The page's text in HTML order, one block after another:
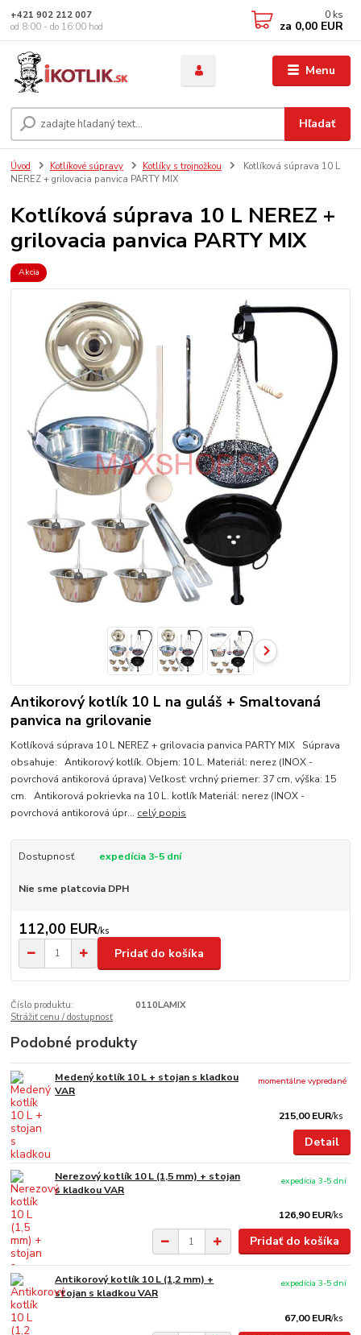
Menu
Hľadať
+421 902 212 007
od 8:00 - do 16:00 hod
0 ks
za 0,00 EUR
Úvod Kotlíkové súpravy Kotlíky s trojnožkou
Kotlíková súprava 10 L
NEREZ + grilovacia panvica PARTY MIX
Kotlíková súprava 10 L NEREZ +
grilovacia panvica PARTY MIX
Akcia
Antikorový kotlík 10 L na guláš + Smaltovaná
panvica na grilovanie
Kotlíková súprava 10 L NEREZ + grilovacia panvica PARTY MIX Súprava
obsahuje: Antikorový kotlík. Objem: 10 L. Materiál: nerez (INOX -
povrchová antikorová úprava) Veľkosť: vrchný priemer: 37 cm, výška: 15
cm. Antikorová pokrievka na 10 L. kotlík Materiál: nerez (INOX -
povrchová antikorová úpr... celý popis
Dostupnosť expedícia 3-5 dní
Nie sme platcovia DPH
112,00 EUR/ks
Pridať do košíka
Číslo produktu:
0110LAMIX
Strážiť cenu / dostupnosť
Podobné produkty
Medený kotlík 10 L + stojan s kladkou
VAR
215,00 EUR/ks
momentálne vypredané
Detail
Nerezový kotlík 10 L (1,5 mm) + stojan
s kladkou VAR
126,90 EUR/ks
expedícia 3-5 dní
Pridať do košíka
Antikorový kotlík 10 L (1,2 mm) +
stojan s kladkou VAR
67,00 EUR/ks
expedícia 3-5 dní